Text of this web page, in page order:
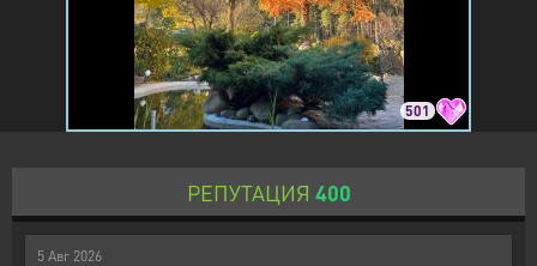
501
РЕПУТАЦИЯ 400
5 Авг 2026